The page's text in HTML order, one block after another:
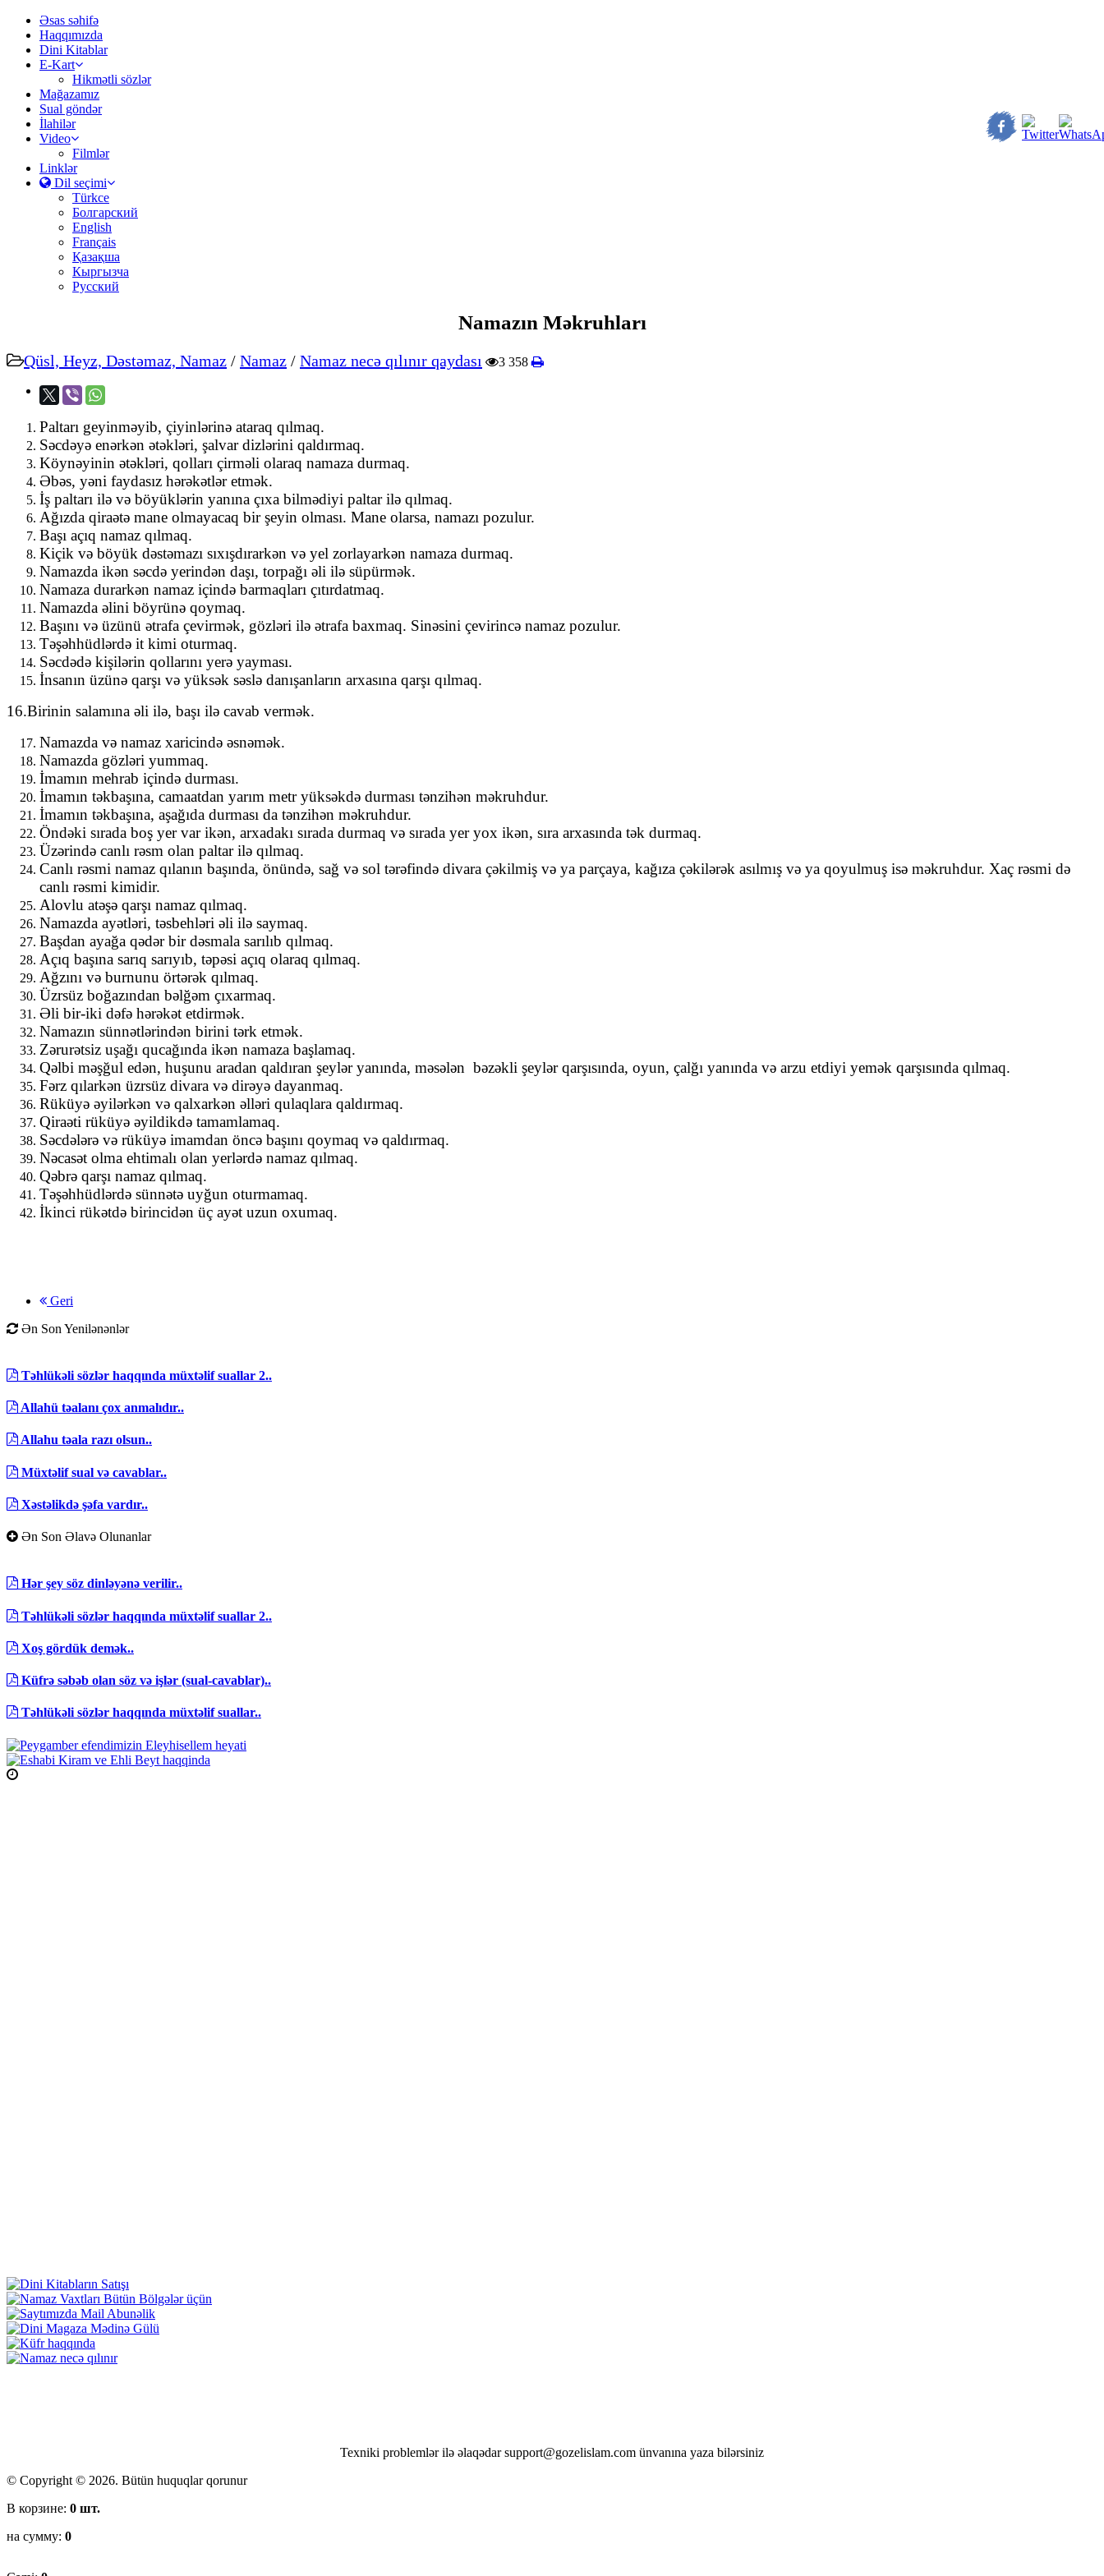
Əsas səhifə
Haqqımızda
Dini Kitablar
E-Kart
Hikmətli sözlər
Mağazamız
Sual göndər
İlahilər
Video
Filmlər
Linklər
Dil seçimi
Türkce
Болгарский
English
Français
Қазақша
Кыргызча
Русский
Namazın Məkruhları
Qüsl, Heyz, Dəstəmaz, Namaz / Namaz / Namaz necə qılınır qaydası 3 358
Paltarı geyinməyib, çiyinlərinə ataraq qılmaq.
Səcdəyə enərkən ətəkləri, şalvar dizlərini qaldırmaq.
Köynəyinin ətəkləri, qolları çirməli olaraq namaza durmaq.
Əbəs, yəni faydasız hərəkətlər etmək.
İş paltarı ilə və böyüklərin yanına çıxa bilmədiyi paltar ilə qılmaq.
Ağızda qiraətə mane olmayacaq bir şeyin olması. Mane olarsa, namazı pozulur.
Başı açıq namaz qılmaq.
Kiçik və böyük dəstəmazı sıxışdırarkən və yel zorlayarkən namaza durmaq.
Namazda ikən səcdə yerindən daşı, torpağı əli ilə süpürmək.
Namaza durarkən namaz içində barmaqları çıtırdatmaq.
Namazda əlini böyrünə qoymaq.
Başını və üzünü ətrafa çevirmək, gözləri ilə ətrafa baxmaq. Sinəsini çevirincə namaz pozulur.
Təşəhhüdlərdə it kimi oturmaq.
Səcdədə kişilərin qollarını yerə yayması.
İnsanın üzünə qarşı və yüksək səslə danışanların arxasına qarşı qılmaq.
16.Birinin salamına əli ilə, başı ilə cavab vermək.
Namazda və namaz xaricində əsnəmək.
Namazda gözləri yummaq.
İmamın mehrab içində durması.
İmamın təkbaşına, camaatdan yarım metr yüksəkdə durması tənzihən məkruhdur.
İmamın təkbaşına, aşağıda durması da tənzihən məkruhdur.
Öndəki sırada boş yer var ikən, arxadakı sırada durmaq və sırada yer yox ikən, sıra arxasında tək durmaq.
Üzərində canlı rəsm olan paltar ilə qılmaq.
Canlı rəsmi namaz qılanın başında, önündə, sağ və sol tərəfində divara çəkilmiş və ya parçaya, kağıza çəkilərək asılmış və ya qoyulmuş isə məkruhdur. Xaç rəsmi də
canlı rəsmi kimidir.
Alovlu atəşə qarşı namaz qılmaq.
Namazda ayətləri, təsbehləri əli ilə saymaq.
Başdan ayağa qədər bir dəsmala sarılıb qılmaq.
Açıq başına sarıq sarıyıb, təpəsi açıq olaraq qılmaq.
Ağzını və burnunu örtərək qılmaq.
Üzrsüz boğazından bəlğəm çıxarmaq.
Əli bir-iki dəfə hərəkət etdirmək.
Namazın sünnətlərindən birini tərk etmək.
Zərurətsiz uşağı qucağında ikən namaza başlamaq.
Qəlbi məşğul edən, huşunu aradan qaldıran şeylər yanında, məsələn bəzəkli şeylər qarşısında, oyun, çalğı yanında və arzu etdiyi yemək qarşısında qılmaq.
Fərz qılarkən üzrsüz divara və dirəyə dayanmaq.
Rüküyə əyilərkən və qalxarkən əlləri qulaqlara qaldırmaq.
Qiraəti rüküyə əyildikdə tamamlamaq.
Səcdələrə və rüküyə imamdan öncə başını qoymaq və qaldırmaq.
Nəcasət olma ehtimalı olan yerlərdə namaz qılmaq.
Qəbrə qarşı namaz qılmaq.
Təşəhhüdlərdə sünnətə uyğun oturmamaq.
İkinci rükətdə birincidən üç ayət uzun oxumaq.
Geri
Ən Son Yenilənənlər
Təhlükəli sözlər haqqında müxtəlif suallar 2..
Allahü təalanı çox anmalıdır..
Allahu təala razı olsun..
Müxtəlif sual və cavablar..
Xəstəlikdə şəfa vardır..
Ən Son Əlavə Olunanlar
Hər şey söz dinləyənə verilir..
Təhlükəli sözlər haqqında müxtəlif suallar 2..
Xoş gördük demək..
Küfrə səbəb olan söz və işlər (sual-cavablar)..
Təhlükəli sözlər haqqında müxtəlif suallar..
Texniki problemlər ilə əlaqədar support@gozelislam.com ünvanına yaza bilərsiniz
© Copyright © 2026. Bütün huquqlar qorunur
В корзине: 0 шт.
на сумму: 0